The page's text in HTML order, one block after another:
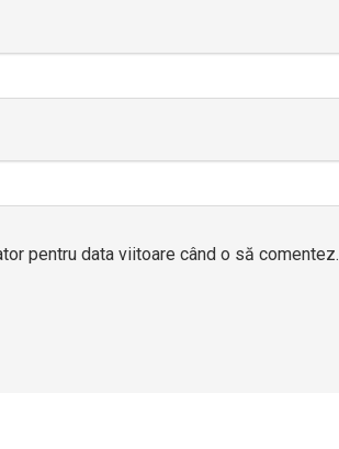
pentru data viitoare când o să comentez.